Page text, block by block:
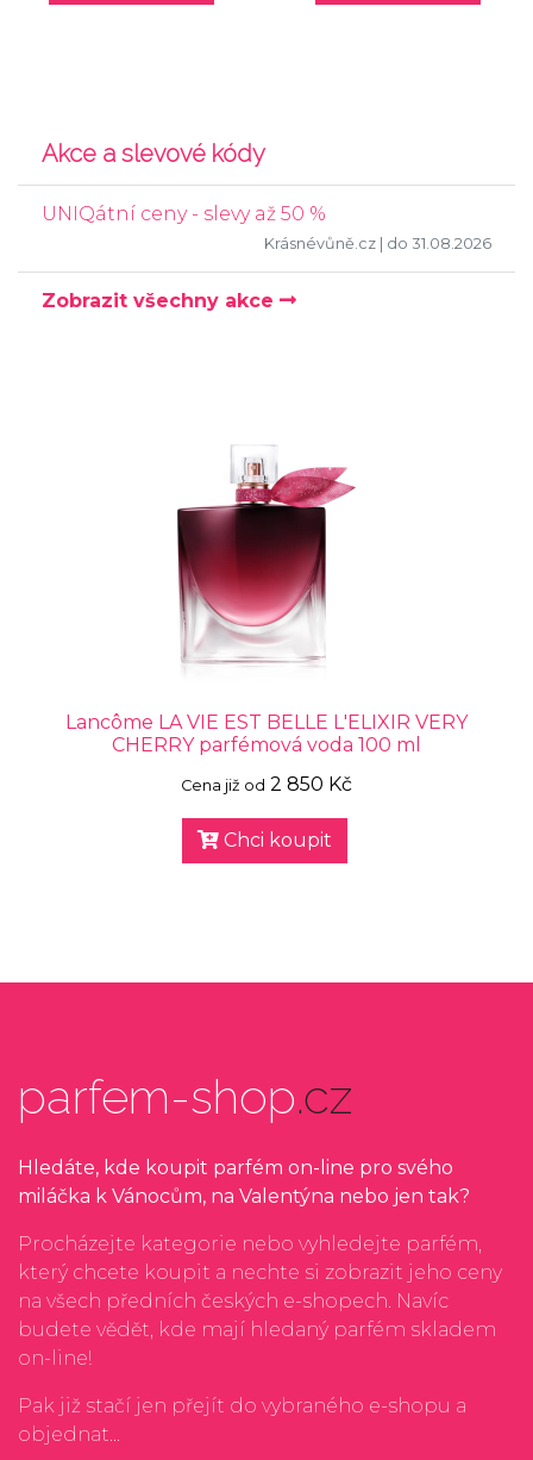
Akce a slevové kódy
UNIQátní ceny - slevy až 50 %
Krásnévůně.cz | do 31.08.2026
Zobrazit všechny akce
Lancôme LA VIE EST BELLE L'ELIXIR VERY
CHERRY parfémová voda 100 ml
Cena již od 2 850 Kč
Chci koupit
parfem-shop.cz
Hledáte, kde koupit parfém on-line pro svého
miláčka k Vánocům, na Valentýna nebo jen tak?
Procházejte kategorie nebo vyhledejte parfém,
který chcete koupit a nechte si zobrazit jeho ceny
na všech předních českých e-shopech. Navíc
budete vědět, kde mají hledaný parfém skladem
on-line!
Pak již stačí jen přejít do vybraného e-shopu a
objednat...